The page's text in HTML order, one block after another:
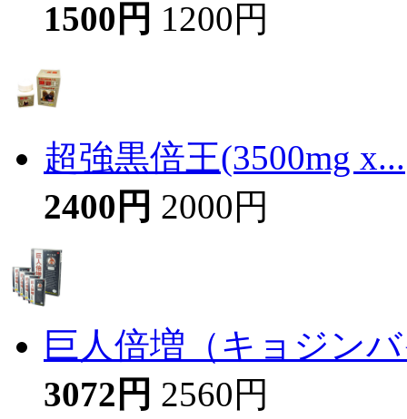
1500円 1200円
超強黒倍王(3500mg x...
2400円 2000円
巨人倍増（キョジン
3072円 2560円